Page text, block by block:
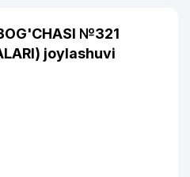
№321
joylashuvi